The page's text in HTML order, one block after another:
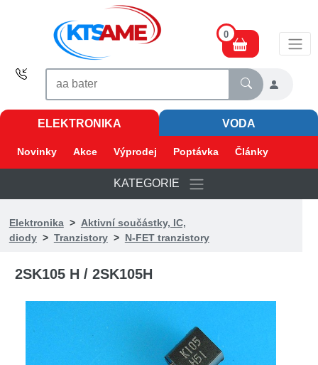
0
ELEKTRONIKA VODA
Novinky Akce Výprodej Poptávka Články
KATEGORIE
Elektronika> Aktivní součástky, IC,
diody> Tranzistory> N-FET tranzistory
2SK105 H / 2SK105H